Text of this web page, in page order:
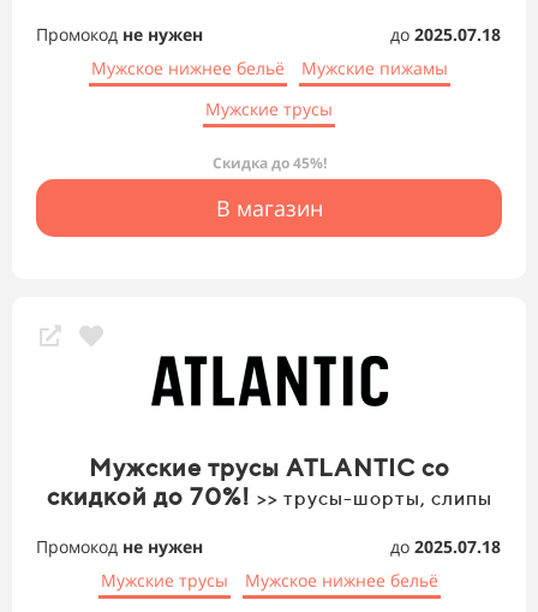
Промокод не нужен до 2025.07.18
Мужское нижнее бельё
Мужские пижамы
Мужские трусы
Скидка до 45%!
В магазин
Мужские трусы ATLANTIC со
скидкой до 70%! >> трусы-шорты, слипы
Промокод не нужен до 2025.07.18
Мужские трусы
Мужское нижнее бельё